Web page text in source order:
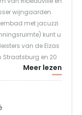
wijngaarden.
met jacuzzi
kunt u
van de Elzas
Straatsburg en 20
de charme van
en de gastronomie
Meer lezen